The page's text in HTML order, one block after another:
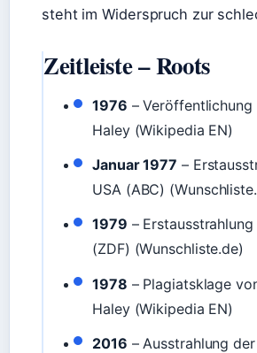
steht im Widerspruch zur
Zeitleiste – Roots
1976 – Veröffentlichung
Haley (Wikipedia EN)
Januar 1977 –
USA (ABC)
1979 –
(ZDF) (Wunschliste.de)
1978 – Plagiatsklage
Haley (Wikipedia EN)
2016 – Ausstrahlung